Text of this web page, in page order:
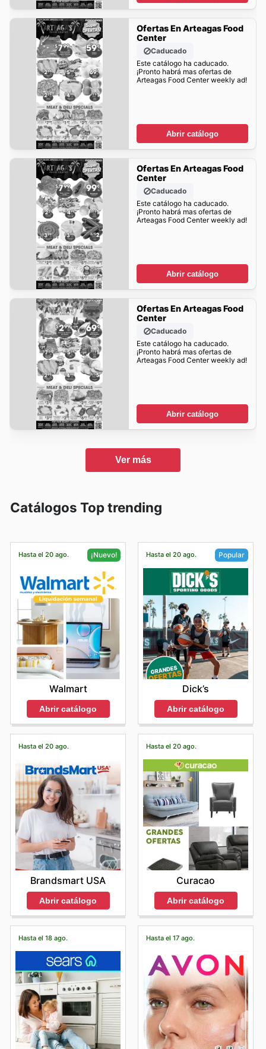
Ofertas En Arteagas Food
Center
Caducado
Este catálogo ha caducado.
¡Pronto habrá mas ofertas de
Arteagas Food Center weekly ad!
Abrir catálogo
Ofertas En Arteagas Food
Center
Caducado
Este catálogo ha caducado.
¡Pronto habrá mas ofertas de
Arteagas Food Center weekly ad!
Abrir catálogo
Ofertas En Arteagas Food
Center
Caducado
Este catálogo ha caducado.
¡Pronto habrá mas ofertas de
Arteagas Food Center weekly ad!
Abrir catálogo
Ver más
Catálogos Top trending
Hasta el 20 ago. ¡Nuevo!
Walmart
Abrir catálogo
Hasta el 20 ago. Popular
Dick’s
Abrir catálogo
Hasta el 20 ago.
Brandsmart USA
Abrir catálogo
Hasta el 20 ago.
Curacao
Abrir catálogo
Hasta el 18 ago. Hasta el 17 ago.